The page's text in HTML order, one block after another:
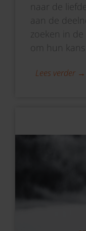
naar de
aan de
zoeken in
om hun kans
Lees verder →